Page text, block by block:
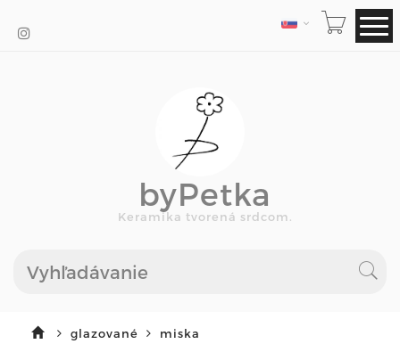
JAZYK
byPetka
Keramika tvorená srdcom.
glazované miska